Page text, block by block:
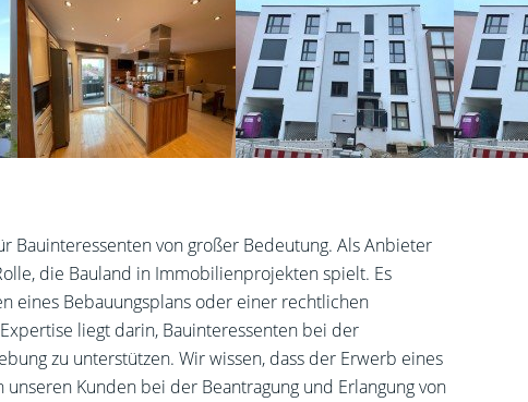
von großer Bedeutung. Als Anbieter
die Bauland in Immobilienprojekten spielt. Es
eines Bebauungsplans oder einer rechtlichen
liegt darin, Bauinteressenten bei der
zu unterstützen. Wir wissen, dass der Erwerb eines
Kunden bei der Beantragung und Erlangung von